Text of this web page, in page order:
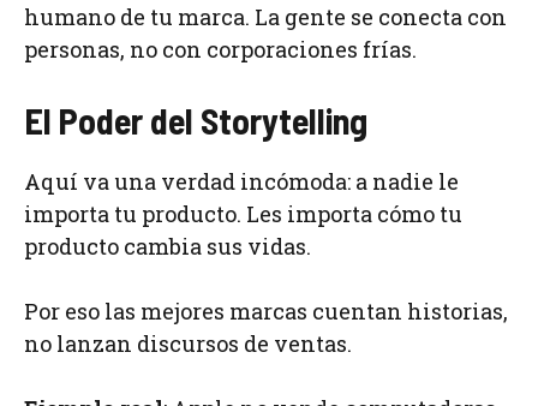
humano de tu marca. La gente se conecta con
personas, no con corporaciones frías.
El Poder del Storytelling
Aquí va una verdad incómoda: a nadie le
importa tu producto. Les importa cómo tu
producto cambia sus vidas.
Por eso las mejores marcas cuentan historias,
no lanzan discursos de ventas.